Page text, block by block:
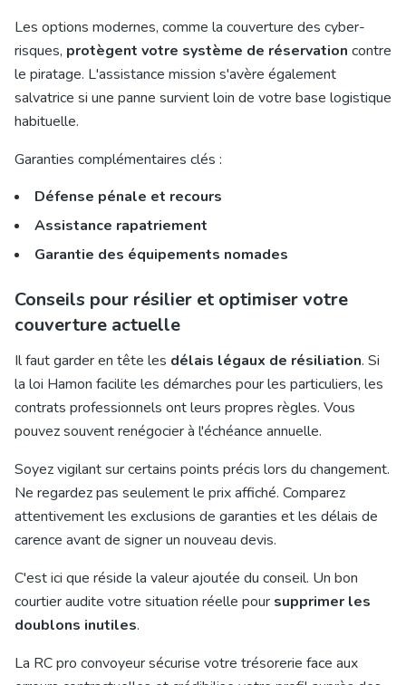
Les options modernes, comme la couverture des cyber-
risques, protègent votre système de réservation contre
le piratage. L'assistance mission s'avère également
salvatrice si une panne survient loin de votre base logistique
habituelle.
Garanties complémentaires clés :
Défense pénale et recours
Assistance rapatriement
Garantie des équipements nomades
Conseils pour résilier et optimiser votre
couverture actuelle
Il faut garder en tête les délais légaux de résiliation. Si
la loi Hamon facilite les démarches pour les particuliers, les
contrats professionnels ont leurs propres règles. Vous
pouvez souvent renégocier à l'échéance annuelle.
Soyez vigilant sur certains points précis lors du changement.
Ne regardez pas seulement le prix affiché. Comparez
attentivement les exclusions de garanties et les délais de
carence avant de signer un nouveau devis.
C'est ici que réside la valeur ajoutée du conseil. Un bon
courtier audite votre situation réelle pour supprimer les
doublons inutiles.
La RC pro convoyeur sécurise votre trésorerie face aux